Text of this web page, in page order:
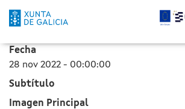
La Xunta finaliza las
Saltar al contenido principal
Fecha
28 nov 2022 - 00:00:00
Subtítulo
Imagen Principal